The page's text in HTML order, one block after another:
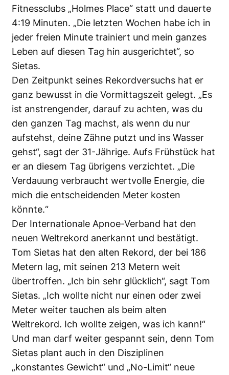
Fitnessclubs „Holmes Place“ statt und dauerte
4:19 Minuten. „Die letzten Wochen habe ich in
jeder freien Minute trainiert und mein ganzes
Leben auf diesen Tag hin ausgerichtet“, so
Sietas.
Den Zeitpunkt seines Rekordversuchs hat er
ganz bewusst in die Vormittagszeit gelegt. „Es
ist anstrengender, darauf zu achten, was du
den ganzen Tag machst, als wenn du nur
aufstehst, deine Zähne putzt und ins Wasser
gehst“, sagt der 31-Jährige. Aufs Frühstück hat
er an diesem Tag übrigens verzichtet. „Die
Verdauung verbraucht wertvolle Energie, die
mich die entscheidenden Meter kosten
könnte.“
Der Internationale Apnoe-Verband hat den
neuen Weltrekord anerkannt und bestätigt.
Tom Sietas hat den alten Rekord, der bei 186
Metern lag, mit seinen 213 Metern weit
übertroffen. „Ich bin sehr glücklich“, sagt Tom
Sietas. „Ich wollte nicht nur einen oder zwei
Meter weiter tauchen als beim alten
Weltrekord. Ich wollte zeigen, was ich kann!“
Und man darf weiter gespannt sein, denn Tom
Sietas plant auch in den Disziplinen
„konstantes Gewicht“ und „No-Limit“ neue